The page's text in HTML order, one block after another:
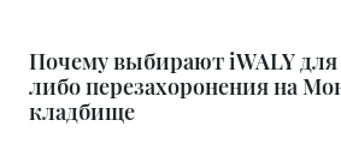
Почему выбирают iWALY для
либо перезахоронения на
кладбище